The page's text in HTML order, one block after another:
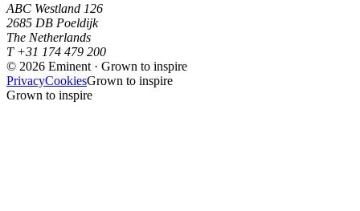
ABC Westland 126
2685 DB Poeldijk
The Netherlands
T +31 174 479 200
© 2026 Eminent · Grown to inspire
PrivacyCookiesGrown to inspire
Grown to inspire